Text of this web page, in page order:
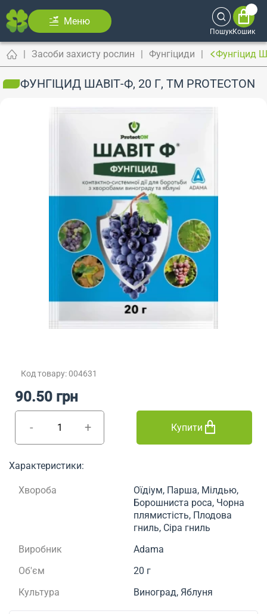
Меню
ПошукКошик
Засоби захисту рослин Фунгіциди Фунгіцид
ФУНГІЦИД ШАВІТ-Ф, 20 Г, ТМ PROTECTON
Код товару: 004631
- +
90.50 грн
Купити
Характеристики:
Хвороба
Оїдіум, Парша, Мілдью,
Борошниста роса, Чорна
плямистість, Плодова
гниль, Сіра гниль
Виробник
Adama
Об'єм
20 г
Культура
Виноград, Яблуня